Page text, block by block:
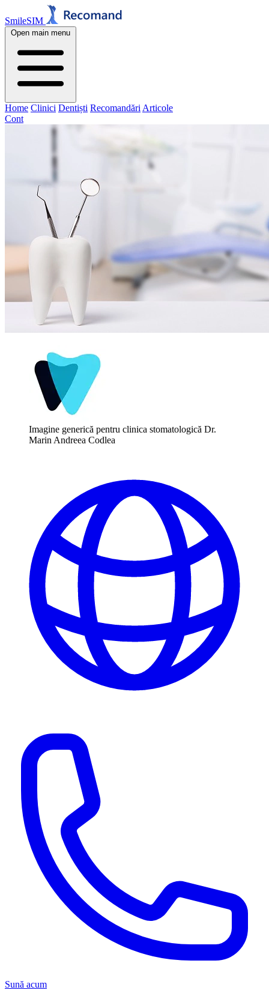
SmileSIM
Open main menu
Home Clinici Dentiști Recomandări Articole
Cont
Imagine generică pentru clinica stomatologică Dr.
Marin Andreea Codlea
Sună acum